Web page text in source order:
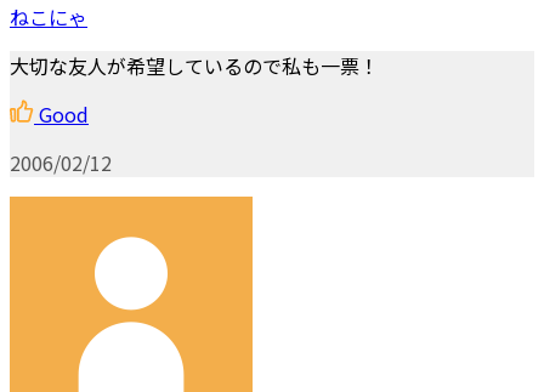
ねこにゃ
大切な友人が希望しているので私も一票！
Good
2006/02/12